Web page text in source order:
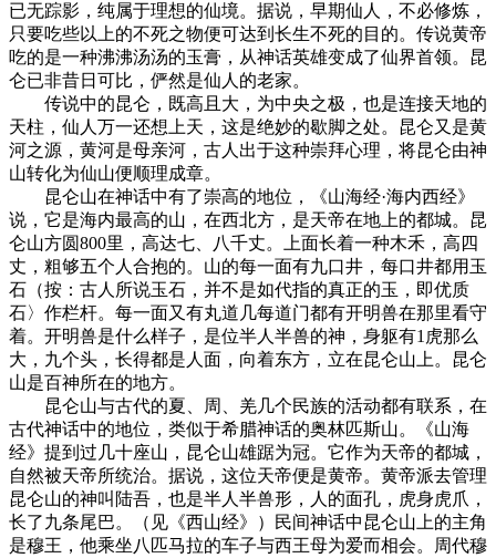
已无踪影，纯属于理想的仙境。据说，早期仙人，不必修炼，
只要吃些以上的不死之物便可达到长生不死的目的。传说黄帝
吃的是一种沸沸汤汤的玉膏，从神话英雄变成了仙界首领。昆
仑已非昔日可比，俨然是仙人的老家。
传说中的昆仑，既高且大，为中央之极，也是连接天地的
天柱，仙人万一还想上天，这是绝妙的歇脚之处。昆仑又是黄
河之源，黄河是母亲河，古人出于这种崇拜心理，将昆仑由神
山转化为仙山便顺理成章。
昆仑山在神话中有了崇高的地位，《山海经·海内西经》
说，它是海内最高的山，在西北方，是天帝在地上的都城。昆
仑山方圆800里，高达七、八千丈。上面长着一种木禾，高四
丈，粗够五个人合抱的。山的每一面有九口井，每口井都用玉
石（按：古人所说玉石，并不是如代指的真正的玉，即优质
石〉作栏杆。每一面又有丸道几每道门都有开明兽在那里看守
着。开明兽是什么样子，是位半人半兽的神，身躯有1虎那么
大，九个头，长得都是人面，向着东方，立在昆仑山上。昆仑
山是百神所在的地方。
昆仑山与古代的夏、周、羌几个民族的活动都有联系，在
古代神话中的地位，类似于希腊神话的奥林匹斯山。《山海
经》提到过几十座山，昆仑山雄踞为冠。它作为天帝的都城，
自然被天帝所统治。据说，这位天帝便是黄帝。黄帝派去管理
昆仑山的神叫陆吾，也是半人半兽形，人的面孔，虎身虎爪，
长了九条尾巴。（见《西山经》）民间神话中昆仑山上的主角
是穆王，他乘坐八匹马拉的车子与西王母为爱而相会。周代穆